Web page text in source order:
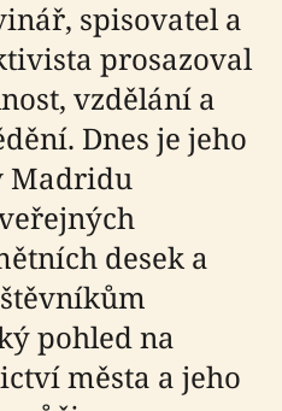
spisovatel a
prosazoval
vzdělání a
Dnes je jeho
Madridu
desek a
pohled na
města a jeho